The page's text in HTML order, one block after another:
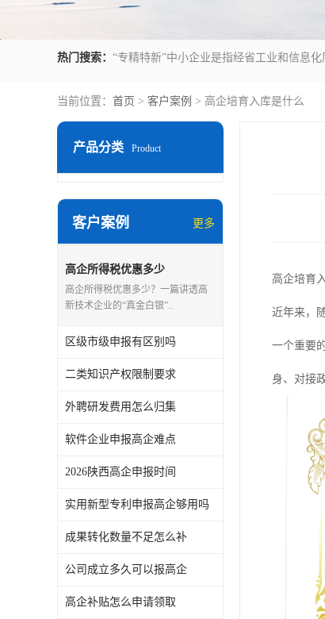
热门搜索：
当前位置： 首页 > 客户案例 > 高企培育入库是什么
产品分类 Product
客户案例 更多
高企所得税优惠多少
高企所得税优惠多少？一篇讲透高
新技术企业的“真金白银”..
区级市级申报有区别吗
二类知识产权限制要求
外聘研发费用怎么归集
软件企业申报高企难点
2026陕西高企申报时间
实用新型专利申报高企够用吗
成果转化数量不足怎么补
公司成立多久可以报高企
高企补贴怎么申请领取
高企培育
近年来，
一个重要
身、对接